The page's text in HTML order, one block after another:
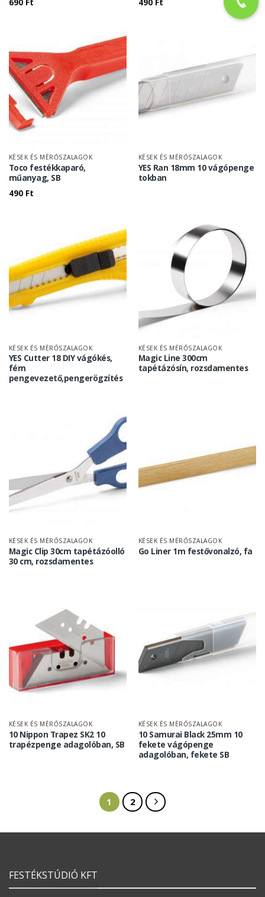
690 Ft 490 Ft
KÉSEK ÉS MÉRŐSZALAGOK
Toco festékkaparó,
műanyag, SB
490 Ft
KÉSEK ÉS MÉRŐSZALAGOK
YES Ran 18mm 10 vágópenge
tokban
KÉSEK ÉS MÉRŐSZALAGOK
YES Cutter 18 DIY vágókés,
fém
pengevezető,pengerögzítés
KÉSEK ÉS MÉRŐSZALAGOK
Magic Line 300cm
tapétázósín, rozsdamentes
KÉSEK ÉS MÉRŐSZALAGOK
Magic Clip 30cm tapétázóolló
30 cm, rozsdamentes
KÉSEK ÉS MÉRŐSZALAGOK
Go Liner 1m festővonalzó, fa
KÉSEK ÉS MÉRŐSZALAGOK
10 Nippon Trapez SK2 10
trapézpenge adagolóban, SB
KÉSEK ÉS MÉRŐSZALAGOK
10 Samurai Black 25mm 10
fekete vágópenge
adagolóban, fekete SB
1 2
FESTÉKSTÚDIÓ KFT